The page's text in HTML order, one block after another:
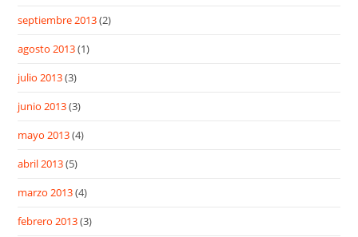
septiembre 2013(2)
agosto 2013(1)
julio 2013(3)
junio 2013(3)
mayo 2013(4)
abril 2013(5)
marzo 2013(4)
febrero 2013(3)